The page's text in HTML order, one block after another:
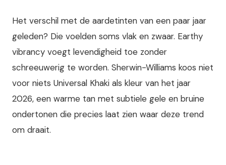
Het verschil met de aardetinten van een paar jaar
geleden? Die voelden soms vlak en zwaar. Earthy
vibrancy voegt levendigheid toe zonder
schreeuwerig te worden. Sherwin-Williams koos niet
voor niets Universal Khaki als kleur van het jaar
2026, een warme tan met subtiele gele en bruine
ondertonen die precies laat zien waar deze trend
om draait.